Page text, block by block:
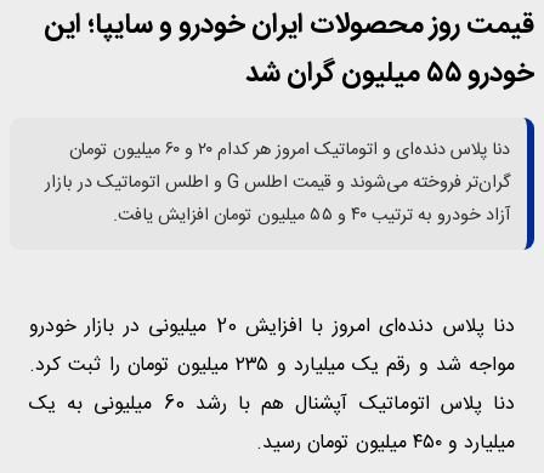
قیمت روز محصولات ایران خودرو و سایپا؛ این
خودرو ۵۵ میلیون گران شد
دنا پلاس دنده‌ای و اتوماتیک امروز هر کدام ۲۰ و ۶۰ میلیون تومان
گران‌تر فروخته می‌شوند و قیمت اطلس G و اطلس اتوماتیک در بازار
آزاد خودرو به ترتیب ۴۰ و ۵۵ میلیون تومان افزایش یافت.
دنا پلاس دنده‌ای امروز با افزایش 20 میلیونی در بازار خودرو
مواجه شد و رقم یک میلیارد و ۲۳۵ میلیون تومان را ثبت کرد.
دنا پلاس اتوماتیک آپشنال هم با رشد 60 میلیونی به یک
میلیارد و ۴۵۰ میلیون تومان رسید.